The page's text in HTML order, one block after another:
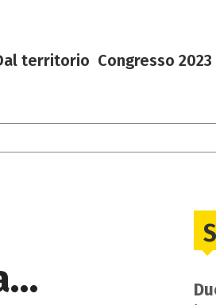
territorio Congresso 2023